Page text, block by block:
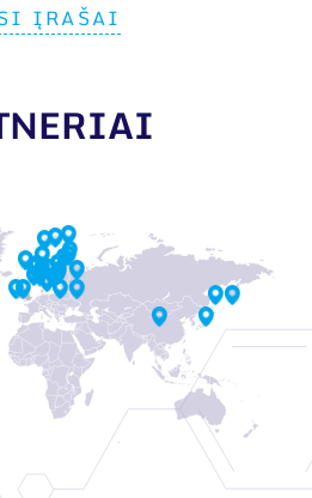
ĮRAŠAI